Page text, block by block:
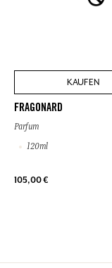
KAUFEN
FRAGONARD
Parfum
120ml
105,00 €